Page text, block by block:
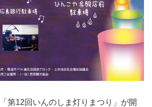
第12回いんのしま灯りまつり」が開